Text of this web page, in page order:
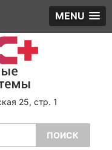
MENU
25, стр. 1